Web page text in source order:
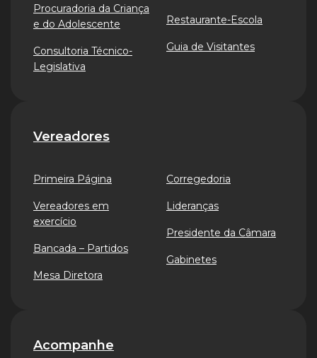
Procuradoria da Criança
e do Adolescente
Consultoria Técnico-
Legislativa
Restaurante-Escola
Guia de Visitantes
Vereadores
Primeira Página
Vereadores em
exercício
Bancada – Partidos
Mesa Diretora
Corregedoria
Lideranças
Presidente da Câmara
Gabinetes
Acompanhe